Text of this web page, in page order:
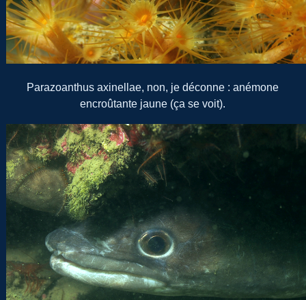
Parazoanthus axinellae, non, je déconne : anémone
encroûtante jaune (ça se voit).